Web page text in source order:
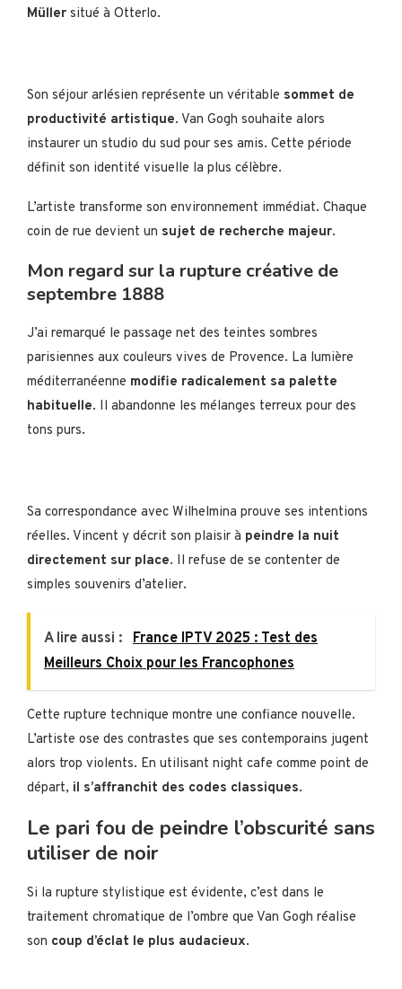
Müller situé à Otterlo.
Son séjour arlésien représente un véritable sommet de
productivité artistique. Van Gogh souhaite alors
instaurer un studio du sud pour ses amis. Cette période
définit son identité visuelle la plus célèbre.
L’artiste transforme son environnement immédiat. Chaque
coin de rue devient un sujet de recherche majeur.
Mon regard sur la rupture créative de
septembre 1888
J’ai remarqué le passage net des teintes sombres
parisiennes aux couleurs vives de Provence. La lumière
méditerranéenne modifie radicalement sa palette
habituelle. Il abandonne les mélanges terreux pour des
tons purs.
Sa correspondance avec Wilhelmina prouve ses intentions
réelles. Vincent y décrit son plaisir à peindre la nuit
directement sur place. Il refuse de se contenter de
simples souvenirs d’atelier.
A lire aussi : France IPTV 2025 : Test des
Meilleurs Choix pour les Francophones
Cette rupture technique montre une confiance nouvelle.
L’artiste ose des contrastes que ses contemporains jugent
alors trop violents. En utilisant night cafe comme point de
départ, il s’affranchit des codes classiques.
Le pari fou de peindre l’obscurité sans
utiliser de noir
Si la rupture stylistique est évidente, c’est dans le
traitement chromatique de l’ombre que Van Gogh réalise
son coup d’éclat le plus audacieux.